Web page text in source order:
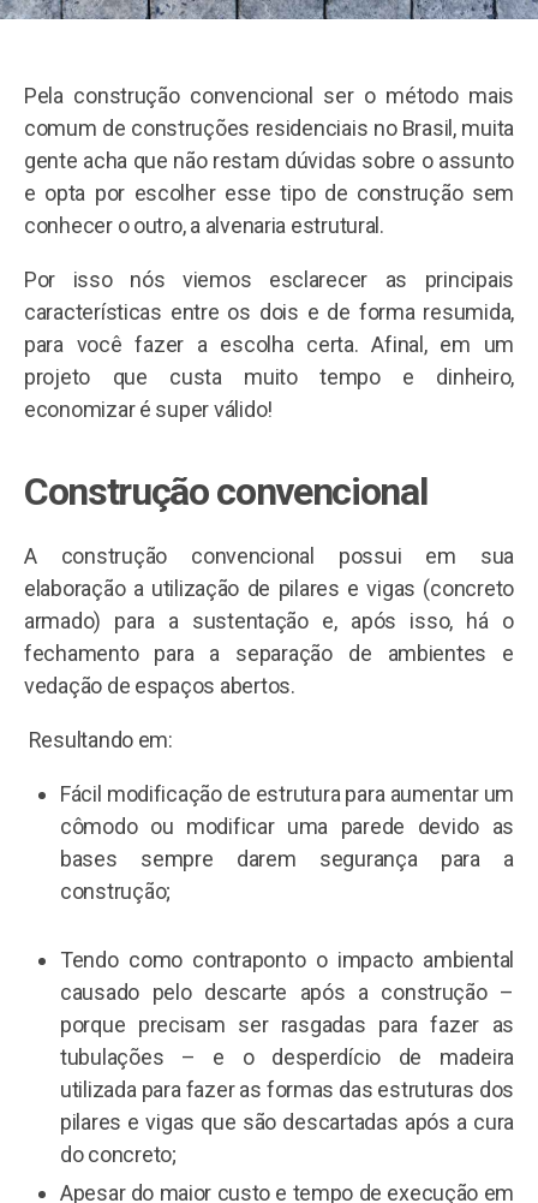
Pela construção convencional ser o método mais
comum de construções residenciais no Brasil, muita
gente acha que não restam dúvidas sobre o assunto
e opta por escolher esse tipo de construção sem
conhecer o outro, a alvenaria estrutural.
Por isso nós viemos esclarecer as principais
características entre os dois e de forma resumida,
para você fazer a escolha certa. Afinal, em um
projeto que custa muito tempo e dinheiro,
economizar é super válido!
Construção convencional
A construção convencional possui em sua
elaboração a utilização de pilares e vigas (concreto
armado) para a sustentação e, após isso, há o
fechamento para a separação de ambientes e
vedação de espaços abertos.
Resultando em:
Fácil modificação de estrutura para aumentar um
cômodo ou modificar uma parede devido as
bases sempre darem segurança para a
construção;
Tendo como contraponto o impacto ambiental
causado pelo descarte após a construção –
porque precisam ser rasgadas para fazer as
tubulações – e o desperdício de madeira
utilizada para fazer as formas das estruturas dos
pilares e vigas que são descartadas após a cura
do concreto;
Apesar do maior custo e tempo de execução em